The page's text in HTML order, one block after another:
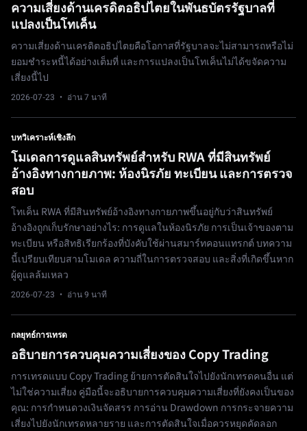
ความเสี่ยงด้านเครดิตอธิปไตยในพันธบัตรรัฐบาลที่
แปลงเป็นโทเค็น
ความเสี่ยงด้านเครดิตอธิปไตยคือโอกาสที่รัฐบาลจะไม่สามารถหรือไม่
ยอมชำระหนี้ได้อย่างเต็มที่ และการแปลงเป็นโทเค็นไม่ได้ขจัดความ
เสี่ยงนี้ไป
2026-07-23 · อ่าน 7 นาที
บทวิเคราะห์เชิงลึก
โมเดลการดูแลสินทรัพย์สำหรับ RWA ที่มีสินทรัพย์
อ้างอิงทางกายภาพ: ห้องนิรภัย ทะเบียน และการตรวจ
สอบ
โทเค็น RWA ที่มีสินทรัพย์อ้างอิงทางกายภาพขึ้นอยู่กับว่าสินทรัพย์
อ้างอิงถูกเก็บรักษาอย่างไร: การดูแลในห้องนิรภัย การเป็นเจ้าของตาม
ทะเบียน หรือสิทธิเรียกร้องที่บังคับใช้ผ่านสมาร์ทคอนแทรกต์ บทความ
นี้เปรียบเทียบสามโมเดล ความถี่ในการตรวจสอบ และสิ่งที่เกิดขึ้นหาก
ผู้ดูแลล้มเหลว
2026-07-23 · อ่าน 9 นาที
กลยุทธ์การเทรด
อธิบายการควบคุมความเสี่ยงของ Copy Trading
การเทรดแบบ Copy Trading ย้ายการตัดสินใจไปยังนักเทรดคนอื่น แต่
ไม่ใช่ความเสี่ยง คู่มือนี้จะอธิบายการควบคุมความเสี่ยงที่ยังคงเป็นของ
คุณ: การกำหนดวงเงินจัดสรร การอ่าน Drawdown การกระจายความ
เสี่ยงไปยังนักเทรดหลายราย และการตัดสินใจเมื่อควรหยุดคัดลอก